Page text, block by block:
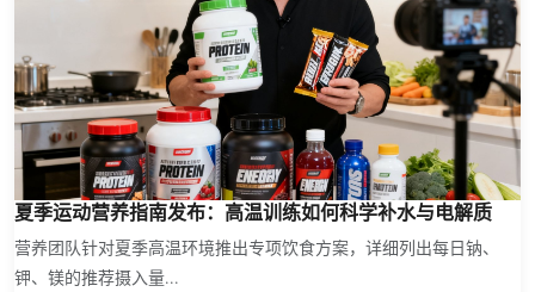
夏季运动营养指南发布：高温训练如何科学补水与电解质
营养团队针对夏季高温环境推出专项饮食方案，详细列出每日钠、
钾、镁的推荐摄入量...